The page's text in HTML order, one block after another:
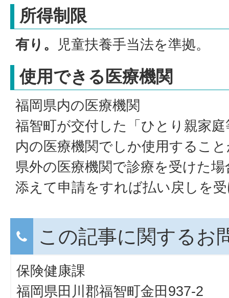
所得制限
有り。 児童扶養手当法を準拠。
使用できる医療機関
福岡県内の医療機関
福智町が交付した「ひとり親家
内の医療機関でしか使用するこ
県外の医療機関で診療を受けた
添えて申請をすれば払い戻しを
この記事に関するお
保険健康課
福岡県田川郡福智町金田937-2